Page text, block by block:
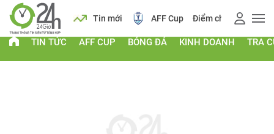
Lịch Tin mới AFF Cup Điểm chuẩn 2026
TIN TỨC AFF CUP BÓNG ĐÁ KINH DOANH TRA